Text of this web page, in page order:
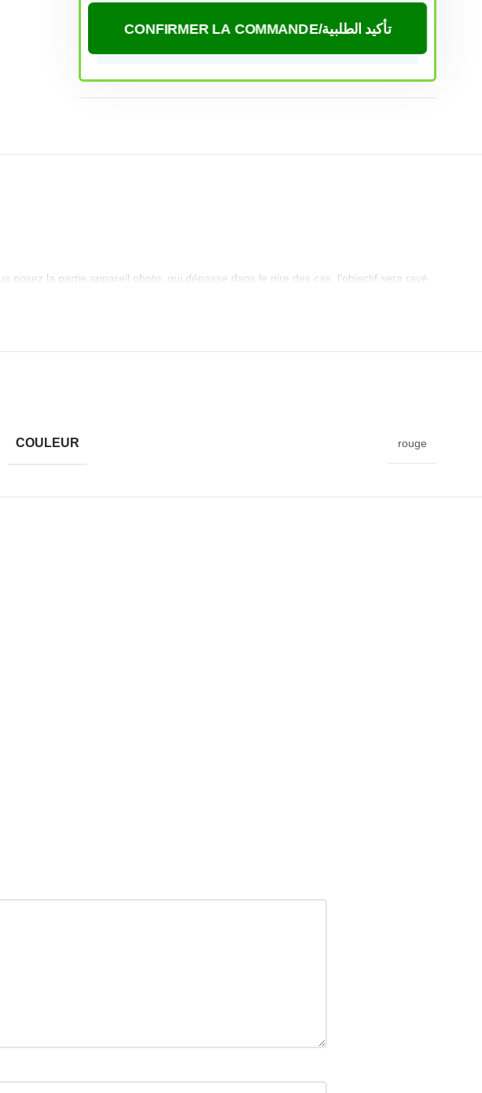
CONFIRMER LA COMMANDE/تأكيد الطلبية
posez la partie appareil photo, qui dépasse dans le pire des cas, l’objectif sera rayé
grande variété de couleurs, alors pourquoi ne pas en faire un point focal élégant
COULEUR rouge